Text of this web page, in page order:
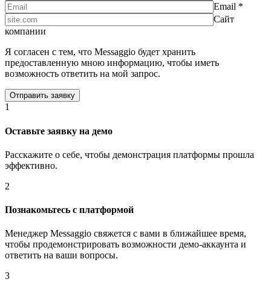
Email *
Сайт
компании
Я согласен с тем, что Messaggio будет хранить
предоставленную мною информацию, чтобы иметь
возможность ответить на мой запрос.
1
Оставьте заявку на демо
Расскажите о себе, чтобы демонстрация платформы прошла
эффективно.
2
Познакомьтесь с платформой
Менеджер Messaggio свяжется с вами в ближайшее время,
чтобы продемонстрировать возможности демо-аккаунта и
ответить на ваши вопросы.
3